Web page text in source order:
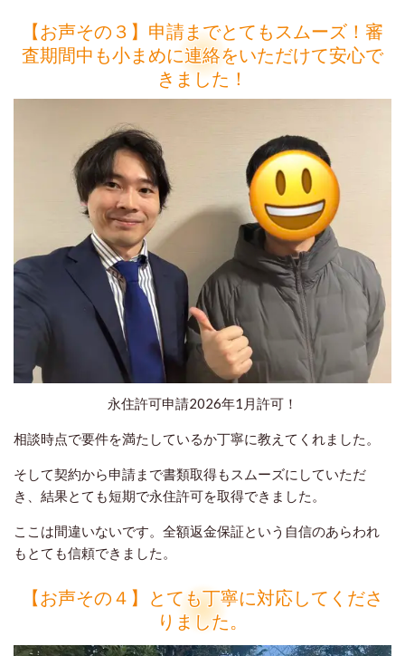
【お声その３】申請までとてもスムーズ！審
査期間中も小まめに連絡をいただけて安心で
きました！
永住許可申請2026年1月許可！
相談時点で要件を満たしているか丁寧に教えてくれました。
そして契約から申請まで書類取得もスムーズにしていただ
き、結果とても短期で永住許可を取得できました。
ここは間違いないです。全額返金保証という自信のあらわれ
もとても信頼できました。
【お声その４】とても丁寧に対応してくださ
りました。